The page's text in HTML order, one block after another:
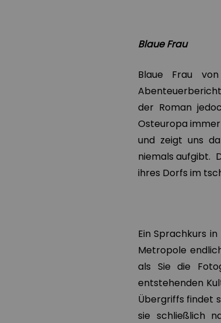
Blaue Frau
Blaue Frau
der Roman
Osteuropa
und zeigt uns
niemals aufgibt.
ihres Dorfs im
Ein Sprachkurs
Metropole
als Sie die
entstehenden
Übergriffs findet
sie schließlich